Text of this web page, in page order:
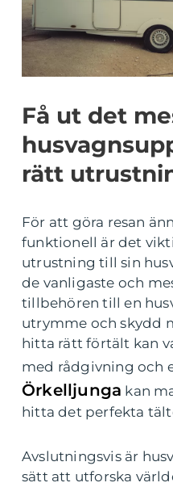
Få ut det
rätt
För att göra resan
funktionell är det
utrustning till sin
de vanligaste och
tillbehören till en
utrymme och skydd
hitta rätt förtält kan
med rådgivning och
Örkelljunga kan
hitta det perfekta
Avslutningsvis är
sätt att utforska